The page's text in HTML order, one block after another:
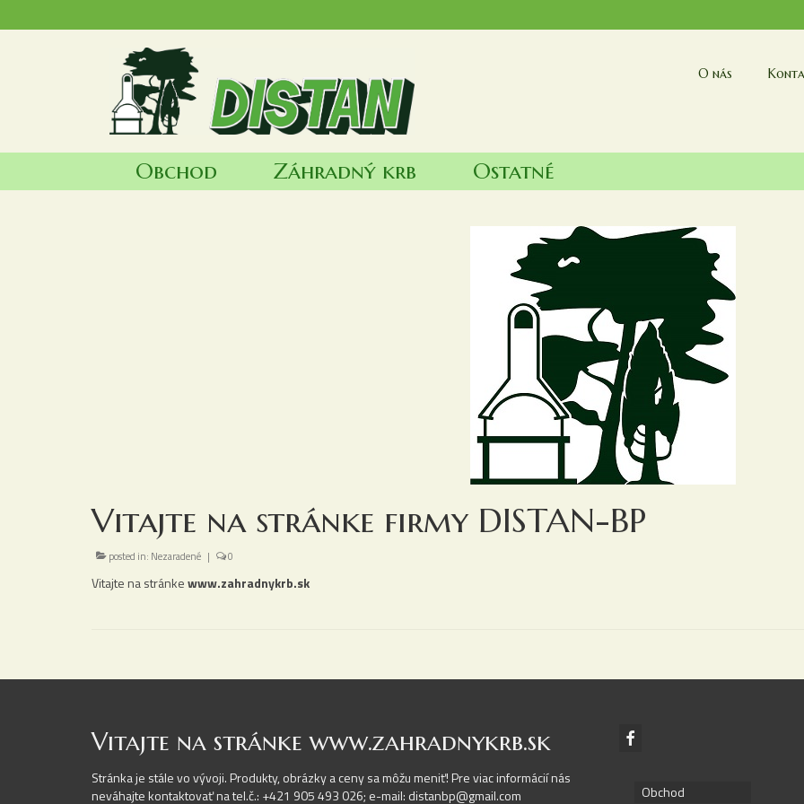
O nás
Obchod Záhradný krb Ostatné
Vitajte na stránke firmy DISTAN-BP
posted in: Nezaradené | 0
Vitajte na stránkewww.zahradnykrb.sk
Vitajte na stránke www.zahradnykrb.sk
Stránka je stále vo vývoji. Produkty, obrázky a ceny sa môžu meniť! Pre viac informácií nás
neváhajte kontaktovať na tel.č.: +421 905 493 026; e-mail: distanbp@gmail.com
Obchod